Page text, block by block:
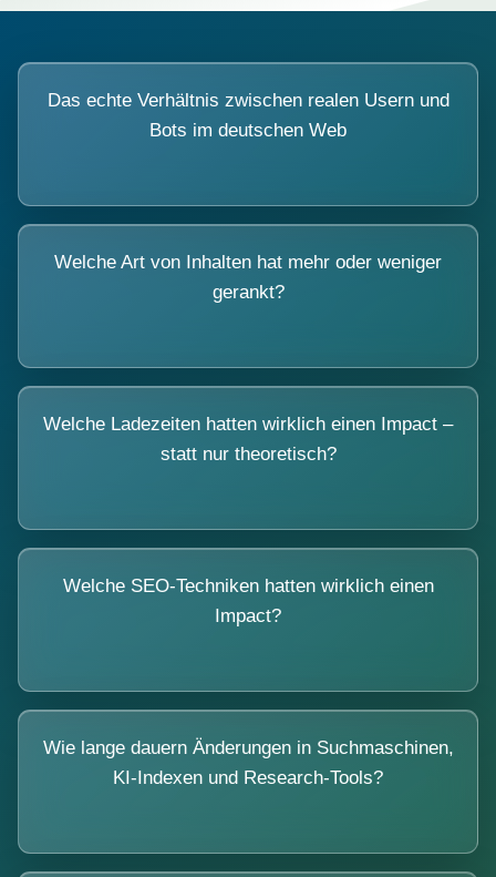
Das echte Verhältnis zwischen realen Usern und
Bots im deutschen Web
Welche Art von Inhalten hat mehr oder weniger
gerankt?
Welche Ladezeiten hatten wirklich einen Impact –
statt nur theoretisch?
Welche SEO-Techniken hatten wirklich einen
Impact?
Wie lange dauern Änderungen in Suchmaschinen,
KI-Indexen und Research-Tools?